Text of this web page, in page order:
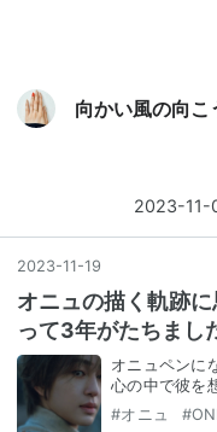
向かい風の向こ
2023-11-
2023-11 -19
オニュの描く軌跡
って3年がたちまし
オニュペンに
心の中で彼を
#オニュ #